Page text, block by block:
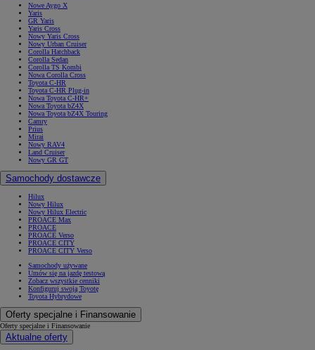
Nowe Aygo X
Yaris
GR Yaris
Yaris Cross
Nowy Yaris Cross
Nowy Urban Cruiser
Corolla Hatchback
Corolla Sedan
Corolla TS Kombi
Nowa Corolla Cross
Toyota C-HR
Toyota C-HR Plug-in
Nowa Toyota C-HR+
Nowa Toyota bZ4X
Nowa Toyota bZ4X Touring
Camry
Prius
Mirai
Nowy RAV4
Land Cruiser
Nowy GR GT
Samochody dostawcze
Hilux
Nowy Hilux
Nowy Hilux Electric
PROACE Max
PROACE
PROACE Verso
PROACE CITY
PROACE CITY Verso
Samochody używane
Umów się na jazdę testową
Zobacz wszystkie cenniki
Konfiguruj swoją Toyotę
Toyota Hybrydowe
Oferty specjalne i Finansowanie
Oferty specjalne i Finansowanie
Aktualne oferty